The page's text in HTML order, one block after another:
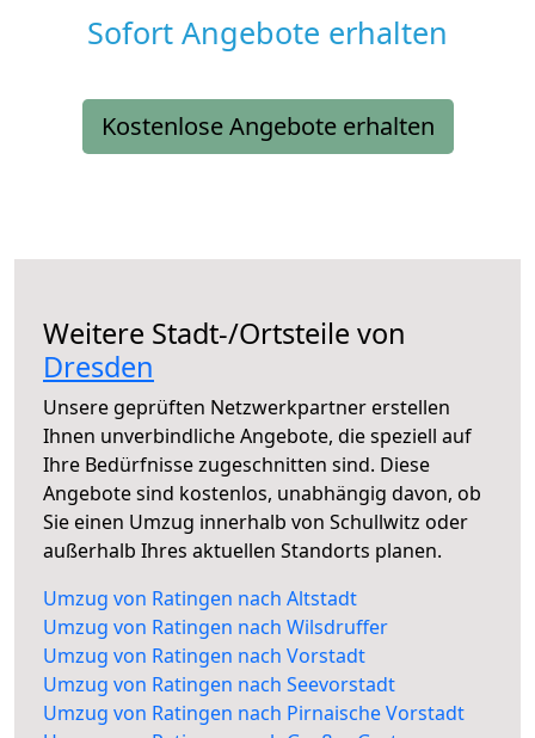
Sofort Angebote erhalten
Kostenlose Angebote erhalten
Weitere Stadt-/Ortsteile von
Dresden
Unsere geprüften Netzwerkpartner erstellen
Ihnen unverbindliche Angebote, die speziell auf
Ihre Bedürfnisse zugeschnitten sind. Diese
Angebote sind kostenlos, unabhängig davon, ob
Sie einen Umzug innerhalb von Schullwitz oder
außerhalb Ihres aktuellen Standorts planen.
Umzug von Ratingen nach Altstadt
Umzug von Ratingen nach Wilsdruffer
Umzug von Ratingen nach Vorstadt
Umzug von Ratingen nach Seevorstadt
Umzug von Ratingen nach Pirnaische Vorstadt